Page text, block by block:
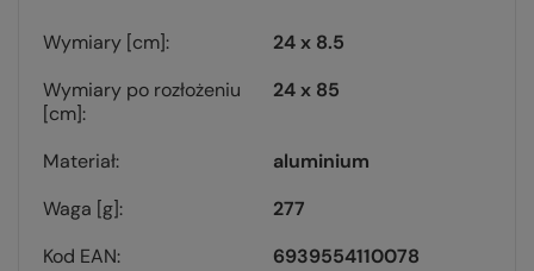
Wymiary [cm]
24 x 8.5
Wymiary po rozłożeniu
[cm]
24 x 85
Materiał
aluminium
Waga [g]
277
Kod EAN
6939554110078